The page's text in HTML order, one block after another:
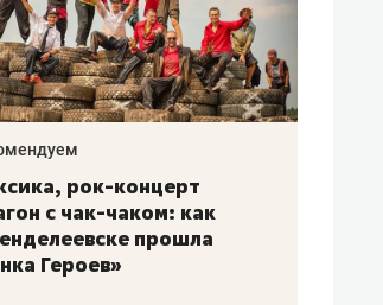
рок-концерт
с чак-чаком: как
прошла
Героев»